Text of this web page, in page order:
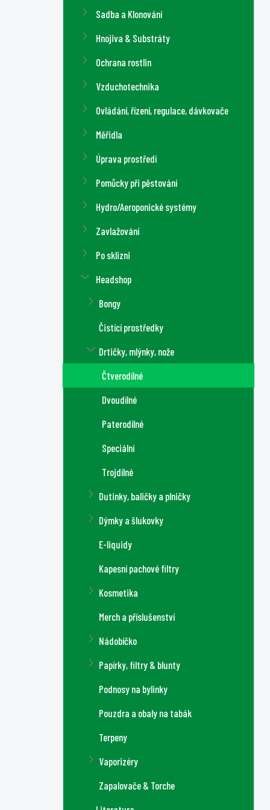
Sadba a Klonování
Hnojiva & Substráty
Ochrana rostlin
Vzduchotechnika
Ovládání, řízení, regulace, dávkovače
Měřidla
Úprava prostředí
Pomůcky při pěstování
Hydro/Aeroponické systémy
Zavlažování
Po sklizni
Headshop
Bongy
Čistící prostředky
Drtičky, mlýnky, nože
Čtverodílné
Dvoudílné
Paterodílné
Speciální
Trojdílné
Dutinky, baličky a plničky
Dýmky a šlukovky
E-liquidy
Kapesní pachové filtry
Kosmetika
Merch a příslušenství
Nádobíčko
Papírky, filtry & blunty
Podnosy na bylinky
Pouzdra a obaly na tabák
Terpeny
Vaporizéry
Zapalovače & Torche